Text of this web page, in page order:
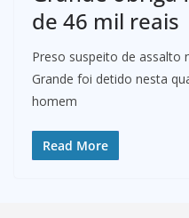
de 46 mil reais
Preso suspeito de assalto
Grande foi detido nesta
homem
Read More